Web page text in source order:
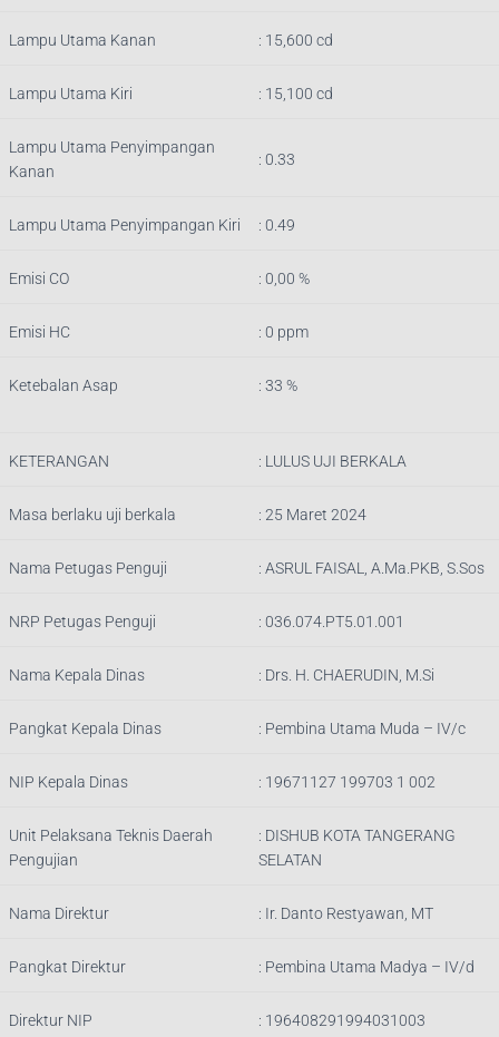
Lampu Utama Kanan : 15,600 cd
Lampu Utama Kiri : 15,100 cd
Lampu Utama Penyimpangan
Kanan
: 0.33
Lampu Utama Penyimpangan Kiri : 0.49
Emisi CO : 0,00 %
Emisi HC : 0 ppm
Ketebalan Asap : 33 %
KETERANGAN : LULUS UJI BERKALA
Masa berlaku uji berkala : 25 Maret 2024
Nama Petugas Penguji : ASRUL FAISAL, A.Ma.PKB, S.Sos
NRP Petugas Penguji : 036.074.PT5.01.001
Nama Kepala Dinas : Drs. H. CHAERUDIN, M.Si
Pangkat Kepala Dinas : Pembina Utama Muda – IV/c
NIP Kepala Dinas : 19671127 199703 1 002
Unit Pelaksana Teknis Daerah
Pengujian
: DISHUB KOTA TANGERANG
SELATAN
Nama Direktur : Ir. Danto Restyawan, MT
Pangkat Direktur : Pembina Utama Madya – IV/d
Direktur NIP : 196408291994031003